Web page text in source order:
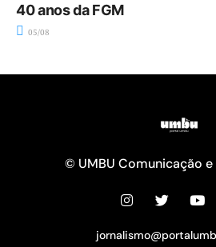
40 anos da FGM
05/08
© UMBU Comunicação